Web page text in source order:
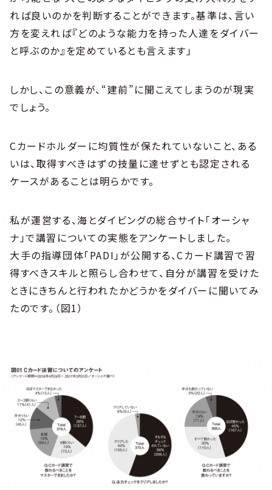
れば良いのかを判断することができます。基準は、言い
方を変えれば『どのような能力を持った人達をダイバー
と呼ぶのか』を定めているとも言えます」
しかし、この意義が、“建前”に聞こえてしまうのが現実
でしょう。
Cカードホルダーに均質性が保たれていないこと、ある
いは、取得すべきはずの技量に達せずとも認定される
ケースがあることは明らかです。
私が運営する、海とダイビングの総合サイト「オーシャ
ナ」で講習についての実態をアンケートしました。
大手の指導団体「PADI」が公開する、Cカード講習で習
得すべきスキルと照らし合わせて、自分が講習を受けた
ときにきちんと行われたかどうかをダイバーに聞いてみ
たのです。（図1）